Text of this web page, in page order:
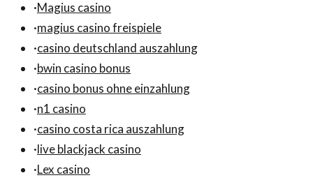
·Magius casino
·magius casino freispiele
·casino deutschland auszahlung
·bwin casino bonus
·casino bonus ohne einzahlung
·n1 casino
·casino costa rica auszahlung
·live blackjack casino
·Lex casino